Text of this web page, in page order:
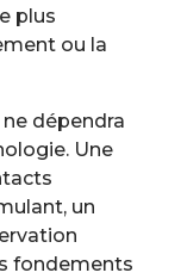
plus
ou la
dépendra
Une
un
fondements